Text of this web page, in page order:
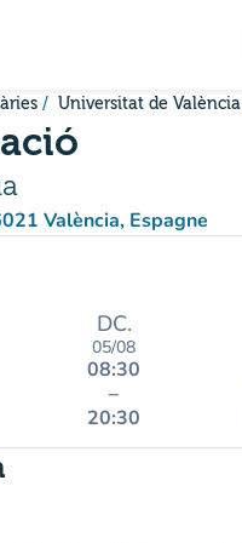
Universitat de València
València, Espagne
in Google Maps)
tab)
DC.
05/08
08:30
–
20:30